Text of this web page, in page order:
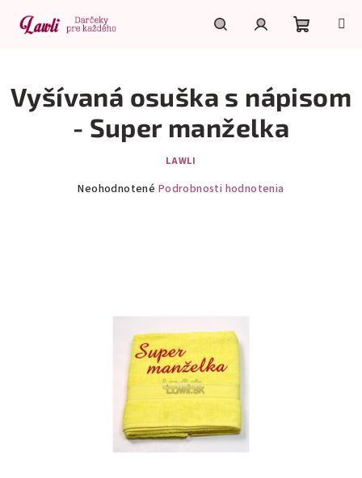
obsah
košík
Vyšívaná osuška s nápisom
- Super manželka
LAWLI
Neohodnotené Podrobnosti hodnotenia